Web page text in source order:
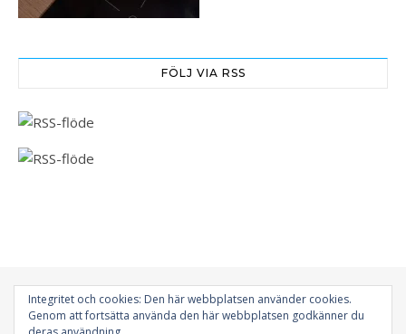
Integritet och cookies: Den här webbplatsen använder cookies.
Genom att fortsätta använda den här webbplatsen godkänner du
FÖLJ VIA RSS